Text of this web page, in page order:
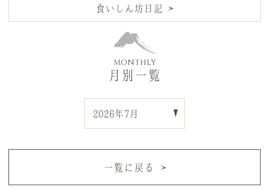
食いしん坊日記
MONTHLY
月別一覧
一覧に戻る